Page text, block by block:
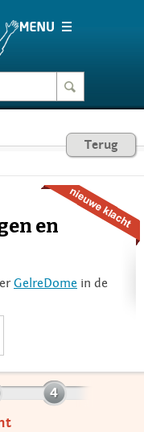
Terug
en
GelreDome in de